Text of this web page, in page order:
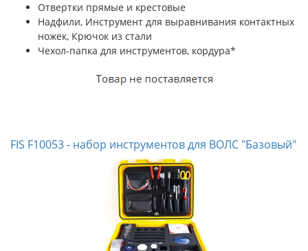
Отвертки прямые и крестовые
Надфили, Инструмент для выравнивания контактных
ножек, Крючок из стали
Чехол-папка для инструментов, кордура*
FIS F10053 - набор инструментов для ВОЛС "Базовый"